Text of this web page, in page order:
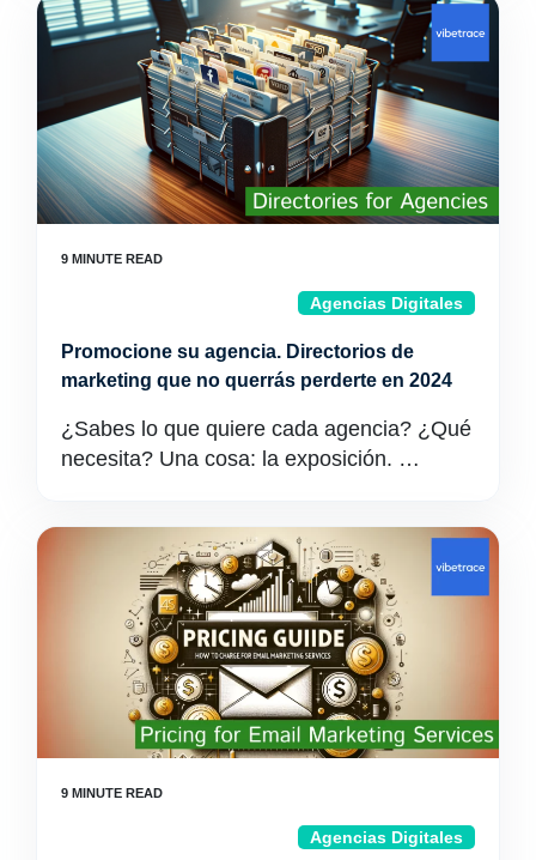
Agencias Digitales
Promocione su agencia. Directorios de
marketing que no querrás perderte en 2024
¿Sabes lo que quiere cada agencia? ¿Qué
necesita? Una cosa: la exposición. …
Agencias Digitales